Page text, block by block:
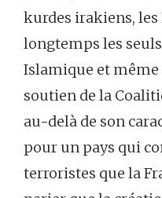
kurdes irakiens, les
longtemps les
Islamique et même
soutien de la
au-delà de son
pour un pays qui
terroristes que la